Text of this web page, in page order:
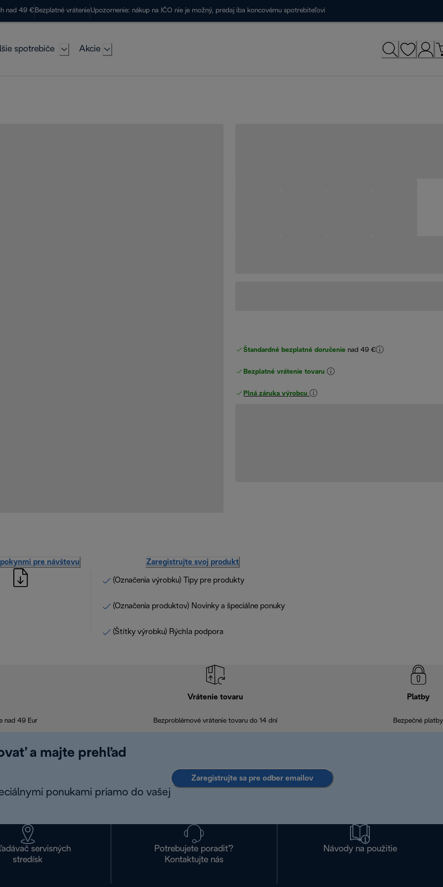
nad 49 € Bezplatné vrátenieUpozornenie: nákup na IČO nie je možný, predaj iba koncovému spotrebiteľovi
spotrebiče Akcie
Štandardné bezplatné doručenie nad 49 €
Bezplatné vrátenie tovaru
Plná záruka výrobcu
pre návštevu Zaregistrujte svoj produkt
(Označenia výrobku) Tipy pre produkty
(Označenia produktov) Novinky a špeciálne ponuky
(Štítky výrobku) Rýchla podpora
nad 49 Eur
Vrátenie tovaru
Bezproblémové vrátenie tovaru do 14 dní
Platby
Bezpečné platby
a majte prehľad
ponukami priamo do vašej
Zaregistrujte sa pre odber emailov
servisných
stredísk
Potrebujete poradiť?
Kontaktujte nás
Návody na použitie